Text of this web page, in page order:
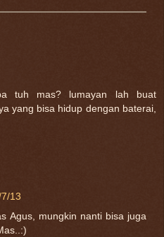
tuh mas? lumayan lah buat
yang bisa hidup dengan baterai,
13
Agus, mungkin nanti bisa juga